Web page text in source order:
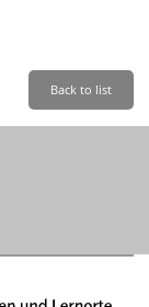
Back to list